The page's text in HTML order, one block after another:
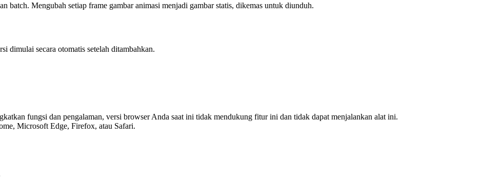
batch. Mengubah setiap frame gambar animasi menjadi gambar statis, dikemas untuk diunduh.
secara otomatis setelah ditambahkan.
fungsi dan pengalaman, versi browser Anda saat ini tidak mendukung fitur ini dan tidak dapat menjalankan alat ini.
Microsoft Edge, Firefox, atau Safari.